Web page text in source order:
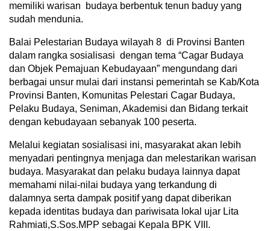
memiliki warisan budaya berbentuk tenun baduy yang
sudah mendunia.
Balai Pelestarian Budaya wilayah 8 di Provinsi Banten
dalam rangka sosialisasi dengan tema “Cagar Budaya
dan Objek Pemajuan Kebudayaan” mengundang dari
berbagai unsur mulai dari instansi pemerintah se Kab/Kota
Provinsi Banten, Komunitas Pelestari Cagar Budaya,
Pelaku Budaya, Seniman, Akademisi dan Bidang terkait
dengan kebudayaan sebanyak 100 peserta.
Melalui kegiatan sosialisasi ini, masyarakat akan lebih
menyadari pentingnya menjaga dan melestarikan warisan
budaya. Masyarakat dan pelaku budaya lainnya dapat
memahami nilai-nilai budaya yang terkandung di
dalamnya serta dampak positif yang dapat diberikan
kepada identitas budaya dan pariwisata lokal ujar Lita
Rahmiati,S.Sos.MPP sebagai Kepala BPK VIII.